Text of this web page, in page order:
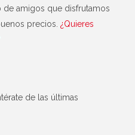
amigos que disfrutamos
precios. ¿Quieres
de las últimas